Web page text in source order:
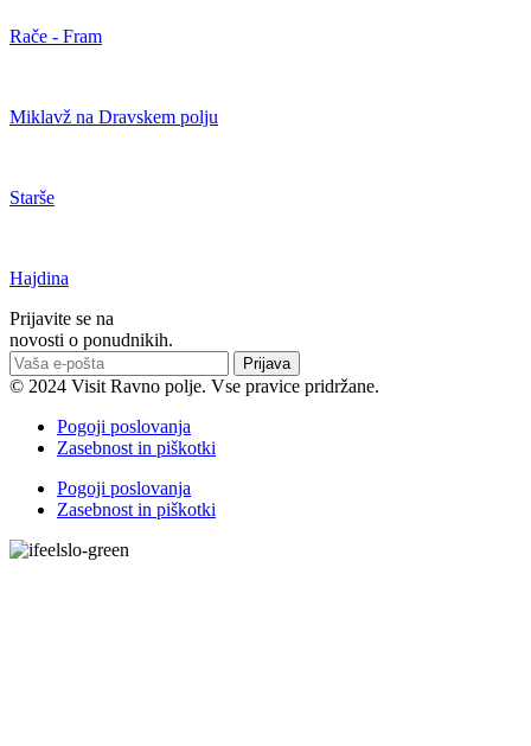
Rače - Fram
Miklavž na Dravskem polju
Starše
Hajdina
Prijavite se na
novosti o ponudnikih.
Prijava
© 2024 Visit Ravno polje. Vse pravice pridržane.
Pogoji poslovanja
Zasebnost in piškotki
Pogoji poslovanja
Zasebnost in piškotki